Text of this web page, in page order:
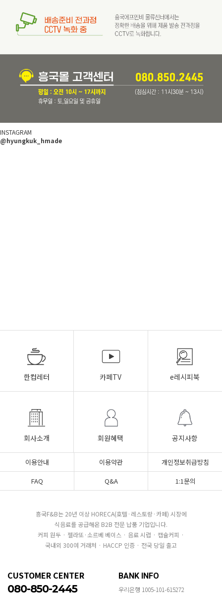
INSTAGRAM
@hyungkuk_hmade
한컵레터 카페TV e레시피북
회사소개 회원혜택 공지사항
이용안내 이용약관
개인정보취급방침
FAQ
Q&A 1:1문의
흥국F&B는 20년 이상 HORECA(호텔·레스토랑·카페) 시장에
식음료를 공급해온 B2B 전문 납품 기업입니다.
커피 원두 · 젤라또·소르베 베이스 · 음료 시럽 · 캡슐커피 ·
국내외 300여 거래처 · HACCP 인증 · 전국 당일 출고
CUSTOMER CENTER
080-850-2445
BANK INFO
우리은행 1005-101-615272